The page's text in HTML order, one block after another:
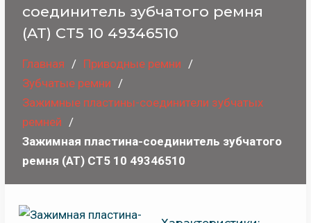
соединитель зубчатого ремня
(AT) CT5 10 49346510
Главная
Приводные ремни
Зубчатые ремни
Зажимные пластины-соединители зубчатых
ремней
Зажимная пластина-соединитель зубчатого
ремня (AT) CT5 10 49346510